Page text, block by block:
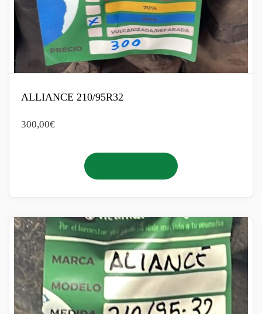
ALLIANCE 210/95R32
300,00€